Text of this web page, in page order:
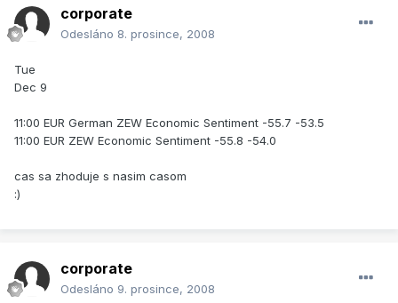
corporate
Odesláno 8. prosince, 2008
Tue
Dec 9
11:00 EUR German ZEW Economic Sentiment -55.7 -53.5
11:00 EUR ZEW Economic Sentiment -55.8 -54.0
cas sa zhoduje s nasim casom
:)
corporate
Odesláno 9. prosince, 2008